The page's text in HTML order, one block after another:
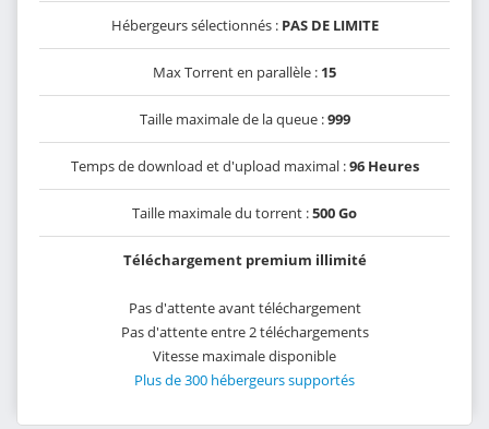
Hébergeurs sélectionnés : PAS DE LIMITE
Max Torrent en parallèle : 15
Taille maximale de la queue :999
Temps de download et d'upload maximal :96 Heures
Taille maximale du torrent :500 Go
Téléchargement premium illimité
Pas d'attente avant téléchargement
Pas d'attente entre 2 téléchargements
Vitesse maximale disponible
Plus de 300 hébergeurs supportés